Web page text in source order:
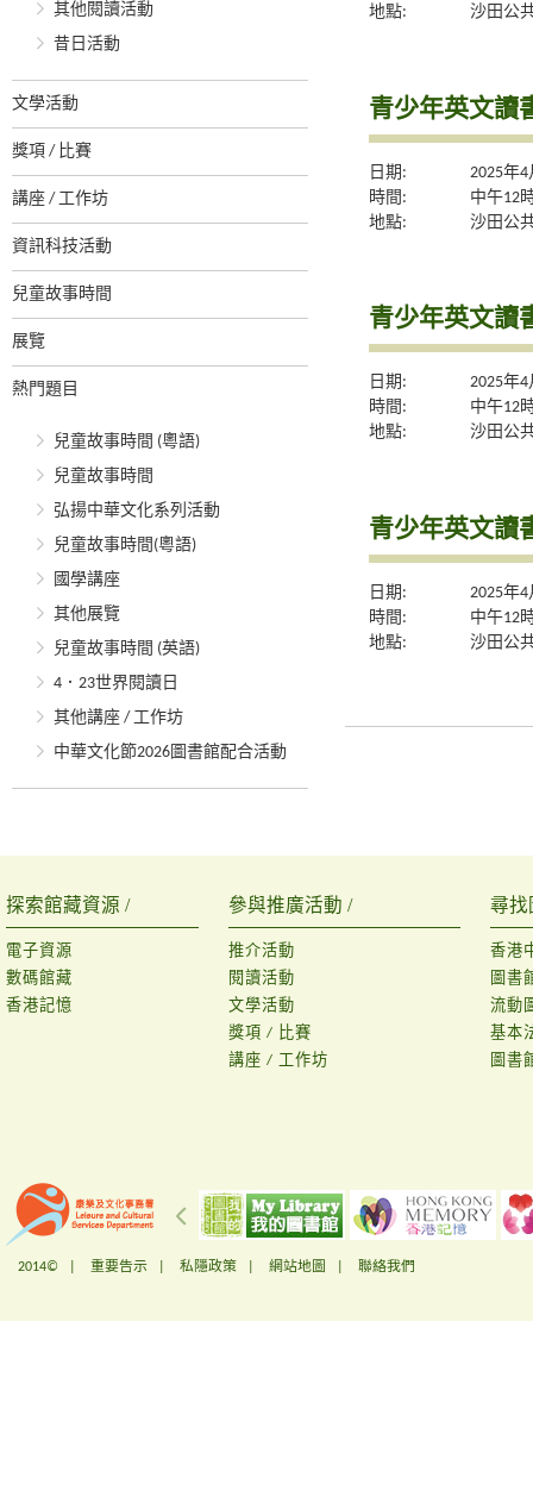
其他閱讀活動
昔日活動
文學活動
獎項 / 比賽
講座 / 工作坊
資訊科技活動
兒童故事時間
展覽
熱門題目
兒童故事時間 (粵語)
兒童故事時間
弘揚中華文化系列活動
兒童故事時間(粵語)
國學講座
其他展覽
兒童故事時間 (英語)
4．23世界閱讀日
其他講座 / 工作坊
中華文化節2026圖書館配合活動
地點:
沙田公
青少年英文讀
日期:
2025年
時間:
中午12
地點:
沙田公
青少年英文讀
日期:
2025年
時間:
中午12
地點:
沙田公
青少年英文讀
日期:
2025年
時間:
中午12
地點:
沙田公
探索館藏資源 /
電子資源
數碼館藏
香港記憶
參與推廣活動 /
推介活動
閱讀活動
文學活動
獎項 / 比賽
講座 / 工作坊
尋找
香港
圖書
流動
基本
圖書
2014© | 重要告示 私隱政策 網站地圖 聯絡我們